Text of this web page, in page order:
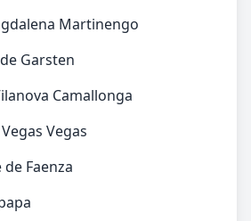
Martinengo
Garsten
Camallonga
Vegas
Faenza